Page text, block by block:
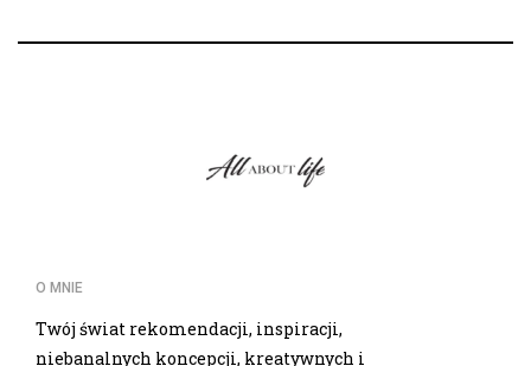
O MNIE
Twój świat rekomendacji, inspiracji,
niebanalnych koncepcji, kreatywnych i